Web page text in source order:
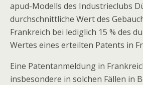
apud-Modells des Industrieclubs
durchschnittliche Wert des
Frankreich bei lediglich 15 % des
Wertes eines erteilten Patents in
Eine Patentanmeldung in
insbesondere in solchen Fällen in